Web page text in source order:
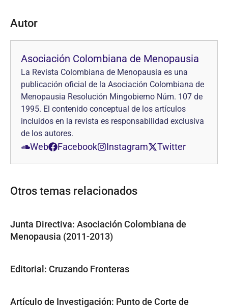
Autor
Asociación Colombiana de Menopausia
La Revista Colombiana de Menopausia es una
publicación oficial de la Asociación Colombiana de
Menopausia Resolución Mingobierno Núm. 107 de
1995. El contenido conceptual de los artículos
incluidos en la revista es responsabilidad exclusiva
de los autores.
Web Facebook Instagram Twitter
Otros temas relacionados
Junta Directiva: Asociación Colombiana de
Menopausia (2011-2013)
Editorial: Cruzando Fronteras
Artículo de Investigación: Punto de Corte de